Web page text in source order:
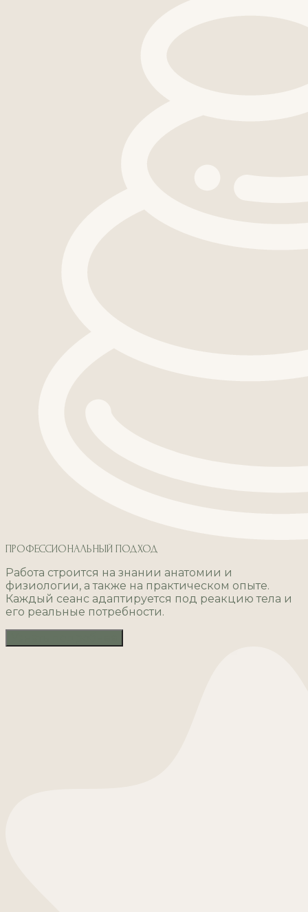
ПРОФЕССИОНАЛЬНЫЙ ПОДХОД
Работа строится на знании анатомии и
физиологии, а также на практическом опыте.
Каждый сеанс адаптируется под реакцию тела и
его реальные потребности.